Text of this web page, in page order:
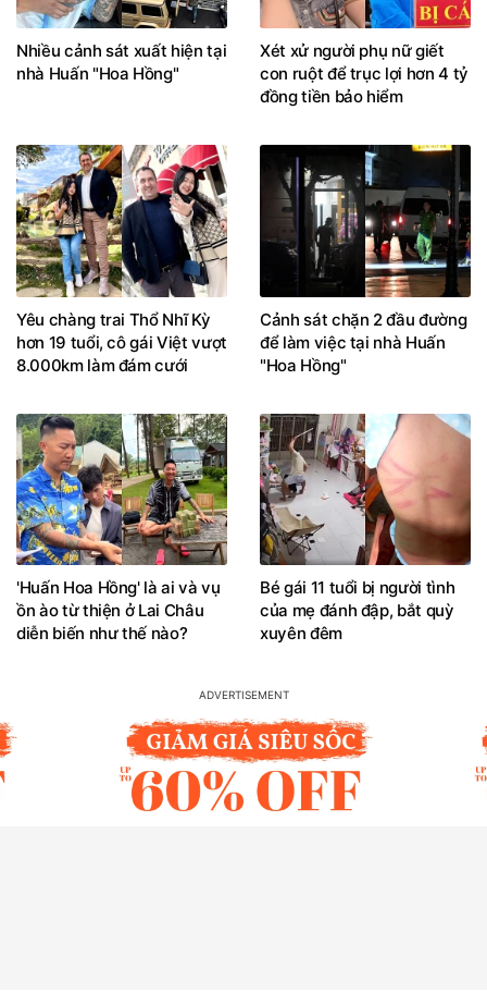
Nhiều cảnh sát xuất hiện tại
nhà Huấn "Hoa Hồng"
Xét xử người phụ nữ giết
con ruột để trục lợi hơn 4 tỷ
đồng tiền bảo hiểm
Yêu chàng trai Thổ Nhĩ Kỳ
hơn 19 tuổi, cô gái Việt vượt
8.000km làm đám cưới
Cảnh sát chặn 2 đầu đường
để làm việc tại nhà Huấn
"Hoa Hồng"
'Huấn Hoa Hồng' là ai và vụ
ồn ào từ thiện ở Lai Châu
diễn biến như thế nào?
Bé gái 11 tuổi bị người tình
của mẹ đánh đập, bắt quỳ
xuyên đêm